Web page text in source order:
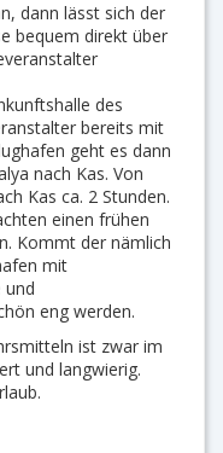
dann lässt sich der
bequem direkt über
des
bereits mit
geht es dann
nach Kas. Von
Kas ca. 2 Stunden.
einen frühen
Kommt der nämlich
mit
und
eng werden.
ist zwar im
und langwierig.